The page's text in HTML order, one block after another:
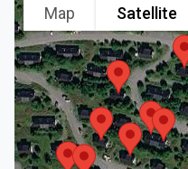
Map Satellite